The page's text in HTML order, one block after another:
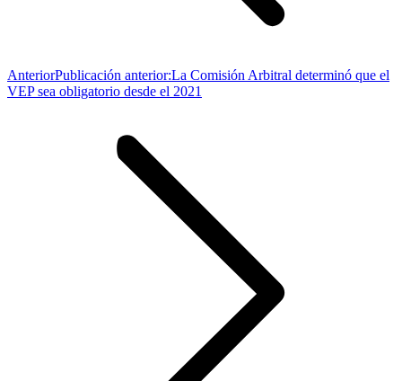
AnteriorPublicación anterior:La Comisión Arbitral determinó que el
VEP sea obligatorio desde el 2021